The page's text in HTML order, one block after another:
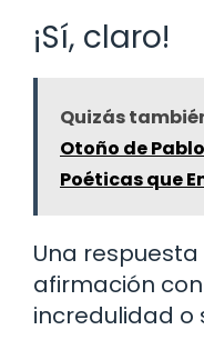
¡Sí, claro!
Quizás
Otoño de
Poéticas que
Una
afirmación
incredulidad o